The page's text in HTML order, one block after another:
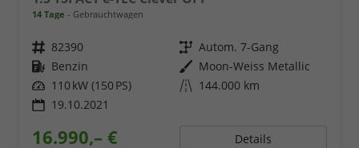
14 Tage Gebrauchtwagen
Fahrzeugnr. 82390 Getriebe Autom. 7-Gang
Kraftstoff Benzin Außenfarbe Moon-Weiss Metallic
Leistung 110 kW (150 PS) Kilometerstand 144.000 km
19.10.2021
16.990,– € Details